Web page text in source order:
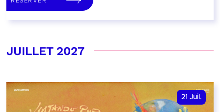
JUILLET 2027
21 Juil.